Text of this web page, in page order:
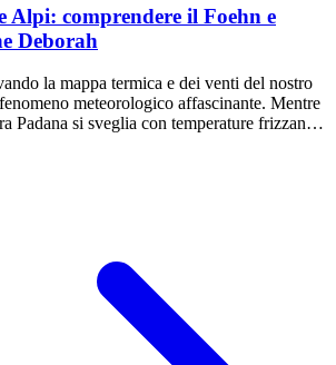
comprendere il Foehn e
Deborah
la mappa termica e dei venti del nostro
meteorologico affascinante. Mentre
Padana si sveglia con temperature frizzanti,
sta succedendo?